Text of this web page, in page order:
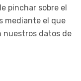
pinchar sobre el
mediante el que
nuestros datos de